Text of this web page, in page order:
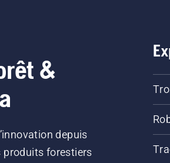
&
depuis
produits forestiers